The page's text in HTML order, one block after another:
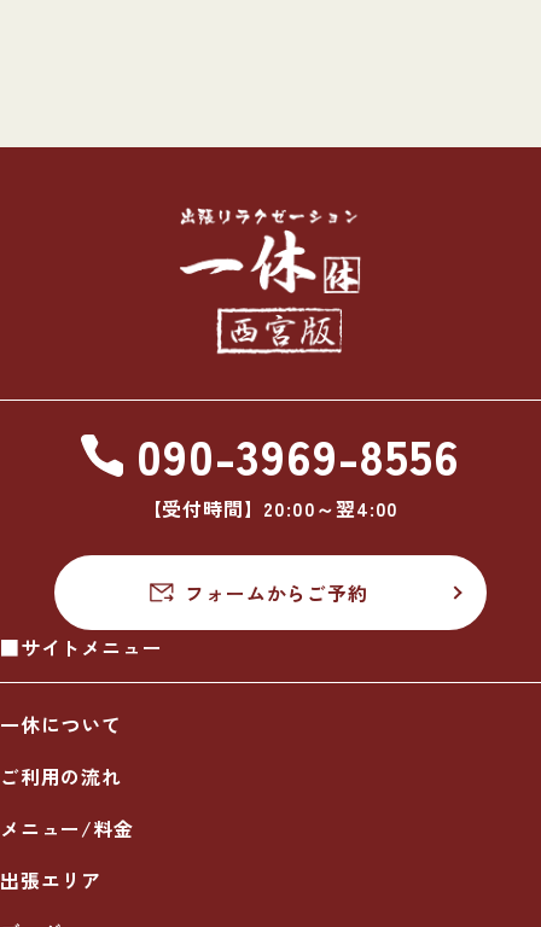
090-3969-8556
【受付時間】20:00～翌4:00
フォームからご予約
■サイトメニュー
一休について
ご利用の流れ
メニュー/料金
出張エリア